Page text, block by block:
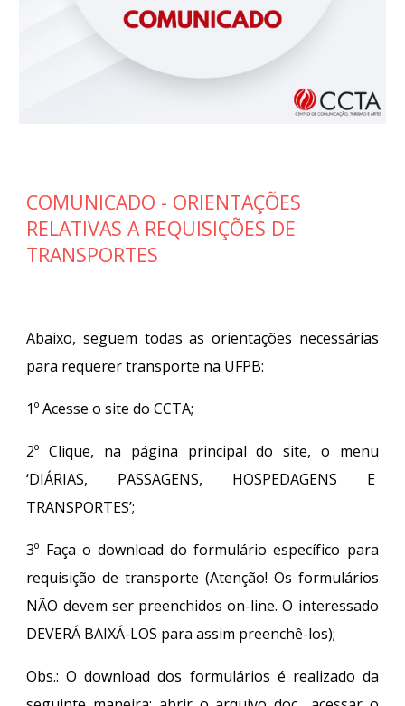
COMUNICADO - ORIENTAÇÕES
RELATIVAS A REQUISIÇÕES DE
TRANSPORTES
Abaixo, seguem todas as orientações necessárias
para requerer transporte na UFPB:
1º Acesse o site do CCTA;
2º Clique, na página principal do site, o menu
‘DIÁRIAS, PASSAGENS, HOSPEDAGENS E
TRANSPORTES’;
3º Faça o download do formulário específico para
requisição de transporte (Atenção! Os formulários
NÃO devem ser preenchidos on-line. O interessado
DEVERÁ BAIXÁ-LOS para assim preenchê-los);
Obs.: O download dos formulários é realizado da